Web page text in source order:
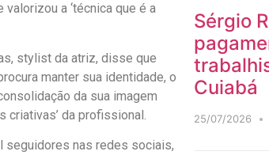
valorizou a ‘técnica que é a
stylist da atriz, disse que
manter sua identidade, o
da sua imagem
criativas’ da profissional.
seguidores nas redes sociais,
Sérgio
Cuiabá
25/07/2026